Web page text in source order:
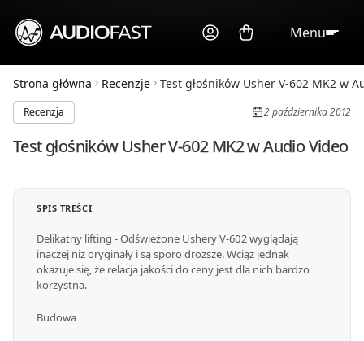
Menu
Strona główna Recenzje Test głośników Usher V-602 MK2 w
SPIS TREŚCI
Delikatny lifting - Odświeżone Ushery V-602 wyglądają
inaczej niż oryginały i są sporo droższe. Wciąż jednak
okazuje się, że relacja jakości do ceny jest dla nich bardzo
korzystna.
Budowa
Recenzja 2 października 2012
Test głośników Usher V-602 MK2 w Audio Video